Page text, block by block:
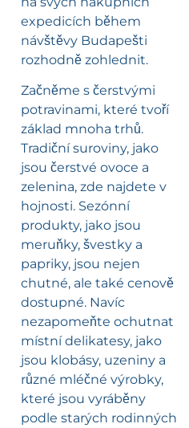
expedicích během
návštěvy Budapešti
rozhodně zohlednit.
Začněme s čerstvými
potravinami, které tvoří
základ mnoha trhů.
Tradiční suroviny, jako
jsou čerstvé ovoce a
zelenina, zde najdete v
hojnosti. Sezónní
produkty, jako jsou
meruňky, švestky a
papriky, jsou nejen
chutné, ale také cenově
dostupné. Navíc
nezapomeňte ochutnat
místní delikatesy, jako
jsou klobásy, uzeniny a
různé mléčné výrobky,
které jsou vyráběny
podle starých rodinných